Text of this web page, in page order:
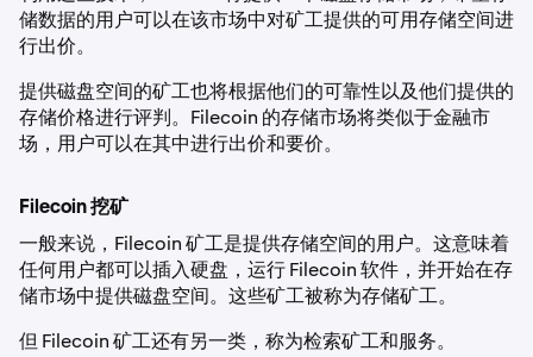
储数据的用户可以在该市场中对矿工提供的可用存储空间进
行出价。
提供磁盘空间的矿工也将根据他们的可靠性以及他们提供的
存储价格进行评判。Filecoin 的存储市场将类似于金融市
场，用户可以在其中进行出价和要价。
Filecoin 挖矿
一般来说，Filecoin 矿工是提供存储空间的用户。这意味着
任何用户都可以插入硬盘，运行 Filecoin 软件，并开始在存
储市场中提供磁盘空间。这些矿工被称为存储矿工。
但 Filecoin 矿工还有另一类，称为检索矿工和服务。